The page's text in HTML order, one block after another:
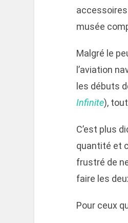
musée
Malgré le
l’aviation
les débuts
Infinite),
C’est plus
quantité et
frustré de
faire les
Pour ceux